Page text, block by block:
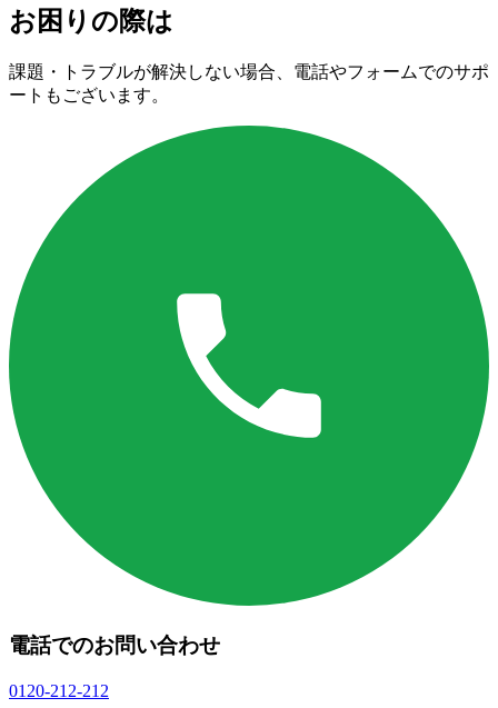
お困りの際は
課題・トラブルが解決しない場合、電話やフォームでのサポ
ートもございます。
電話でのお問い合わせ
0120-212-212